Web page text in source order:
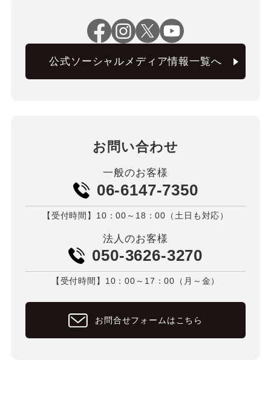
公式ソーシャルメディア情報一覧へ
お問い合わせ
一般のお客様
06-6147-7350
【受付時間】10：00～18：00（土日も対応）
法人のお客様
050-3626-3270
【受付時間】10：00～17：00（月～金）
お問合せフォームはこちら